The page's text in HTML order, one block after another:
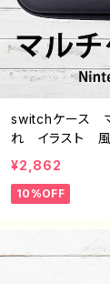
switchケース
れ イラスト
モい かっこい
ース カバー
ストレーター
¥2,862
10%OFF